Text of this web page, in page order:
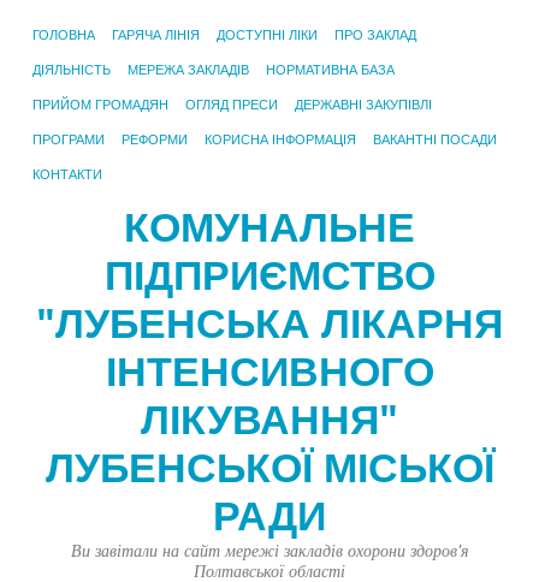
ГОЛОВНА ГАРЯЧА ЛІНІЯ ДОСТУПНІ ЛІКИ ПРО ЗАКЛАД
ДІЯЛЬНІСТЬ МЕРЕЖА ЗАКЛАДІВ НОРМАТИВНА БАЗА
ПРИЙОМ ГРОМАДЯН ОГЛЯД ПРЕСИ ДЕРЖАВНІ ЗАКУПІВЛІ
ПРОГРАМИ РЕФОРМИ КОРИСНА ІНФОРМАЦІЯ ВАКАНТНІ ПОСАДИ
КОНТАКТИ
КОМУНАЛЬНЕ
ПІДПРИЄМСТВО
"ЛУБЕНСЬКА ЛІКАРНЯ
ІНТЕНСИВНОГО
ЛІКУВАННЯ"
ЛУБЕНСЬКОЇ МІСЬКОЇ
РАДИ
Ви завітали на сайт мережі закладів охорони здоров'я
Полтавської області